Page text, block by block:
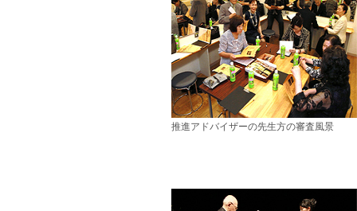
推進アドバイザーの先生方の審査風景